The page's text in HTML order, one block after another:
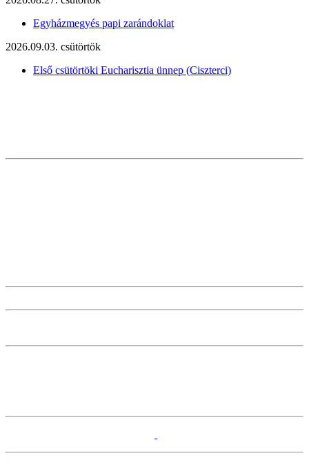
Egyházmegyés papi zarándoklat
2026.09.03. csütörtök
Első csütörtöki Eucharisztia ünnep (Ciszterci)